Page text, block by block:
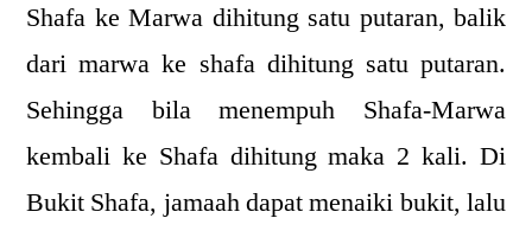
Shafa ke Marwa dihitung satu putaran, balik
dari marwa ke shafa dihitung satu putaran.
Sehingga bila menempuh Shafa-Marwa
kembali ke Shafa dihitung maka 2 kali. Di
Bukit Shafa, jamaah dapat menaiki bukit, lalu